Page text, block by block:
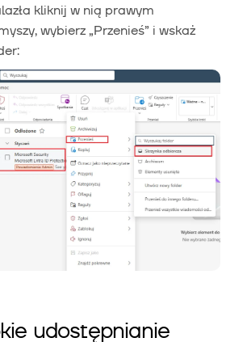
kliknij w nią prawym
wybierz „Przenieś” i wskaż
udostępnianie